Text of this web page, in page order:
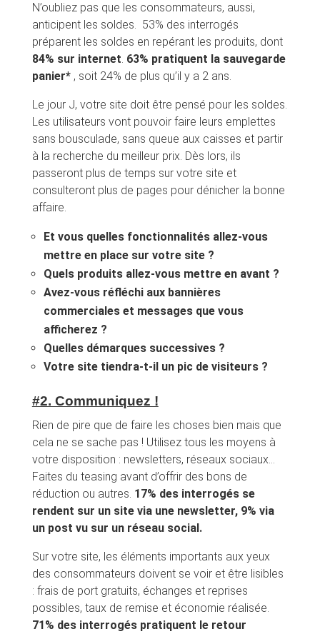
N’oubliez pas que les consommateurs, aussi,
anticipent les soldes. 53% des interrogés
préparent les soldes en repérant les produits, dont
84% sur internet. 63% pratiquent la sauvegarde
panier*, soit 24% de plus qu’il y a 2 ans.
Le jour J, votre site doit être pensé pour les soldes.
Les utilisateurs vont pouvoir faire leurs emplettes
sans bousculade, sans queue aux caisses et partir
à la recherche du meilleur prix. Dès lors, ils
passeront plus de temps sur votre site et
consulteront plus de pages pour dénicher la bonne
affaire.
Et vous quelles fonctionnalités allez-vous
mettre en place sur votre site ?
Quels produits allez-vous mettre en avant ?
Avez-vous réfléchi aux bannières
commerciales et messages que vous
afficherez ?
Quelles démarques successives ?
Votre site tiendra-t-il un pic de visiteurs ?
#2. Communiquez !
Rien de pire que de faire les choses bien mais que
cela ne se sache pas ! Utilisez tous les moyens à
votre disposition : newsletters, réseaux sociaux…
Faites du teasing avant d’offrir des bons de
réduction ou autres. 17% des interrogés se
rendent sur un site via une newsletter, 9% via
un post vu sur un réseau social.
Sur votre site, les éléments importants aux yeux
des consommateurs doivent se voir et être lisibles
: frais de port gratuits, échanges et reprises
possibles, taux de remise et économie réalisée.
71% des interrogés pratiquent le retour